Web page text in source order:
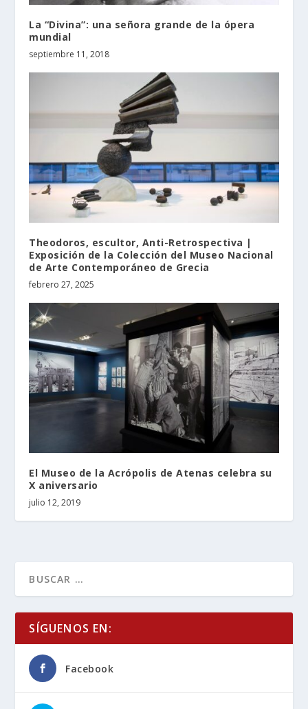
La “Divina”: una señora grande de la ópera
mundial
septiembre 11, 2018
Theodoros, escultor, Anti-Retrospectiva |
Exposición de la Colección del Museo Nacional
de Arte Contemporáneo de Grecia
febrero 27, 2025
El Museo de la Acrópolis de Atenas celebra su
X aniversario
julio 12, 2019
SÍGUENOS EN:
Facebook